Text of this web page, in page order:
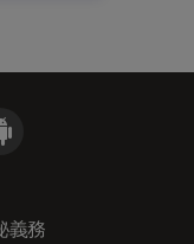
義務